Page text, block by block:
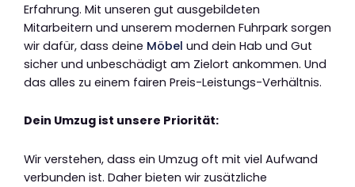
Erfahrung. Mit unseren gut ausgebildeten
Mitarbeitern und unserem modernen Fuhrpark sorgen
wir dafür, dass deine Möbel und dein Hab und Gut
sicher und unbeschädigt am Zielort ankommen. Und
das alles zu einem fairen Preis-Leistungs-Verhältnis.
Dein Umzug ist unsere Priorität:
Wir verstehen, dass ein Umzug oft mit viel Aufwand
verbunden ist. Daher bieten wir zusätzliche